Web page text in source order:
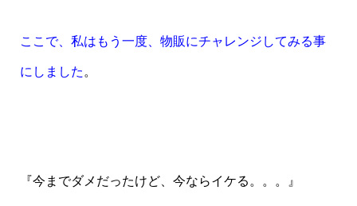
ここで、私はもう一度、物販にチャレンジしてみる事
にしました 。
『今までダメだったけど、今ならイケる。。。』